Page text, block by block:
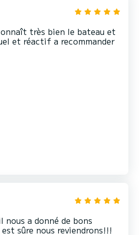
très bien le bateau et
et réactif a recommander
a donné de bons
sûre nous reviendrons!!!